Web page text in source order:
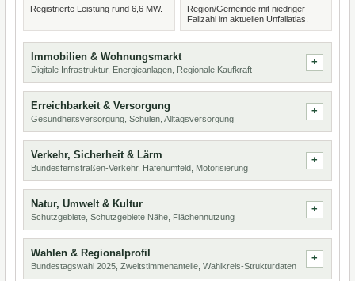
Registrierte Leistung rund 6,6 MW.
Region/Gemeinde mit niedriger
Fallzahl im aktuellen Unfallatlas.
Immobilien & Wohnungsmarkt
Digitale Infrastruktur, Energieanlagen, Regionale Kaufkraft
Erreichbarkeit & Versorgung
Gesundheitsversorgung, Schulen, Alltagsversorgung
Verkehr, Sicherheit & Lärm
Bundesfernstraßen-Verkehr, Hafenumfeld, Motorisierung
Natur, Umwelt & Kultur
Schutzgebiete, Schutzgebiete Nähe, Flächennutzung
Wahlen & Regionalprofil
Bundestagswahl 2025, Zweitstimmenanteile, Wahlkreis-Strukturdaten